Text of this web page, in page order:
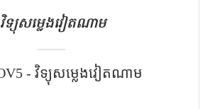
យុសម្លេងវៀតណាម
- វិទ្យុសម្លេងវៀតណាម